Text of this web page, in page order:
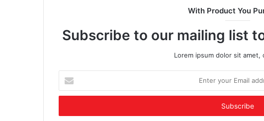
With Product You
Subscribe to our mailing list
Lorem ipsum dolor sit amet,
your
Email